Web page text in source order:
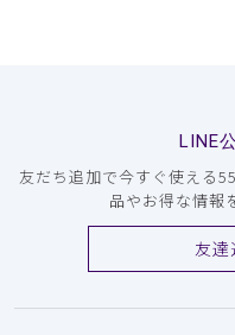
LINE
友だち追加で今すぐ使える
品やお得な情報
友達